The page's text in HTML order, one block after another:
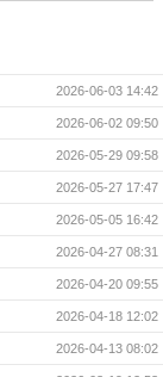
2026-06-03 14:42
2026-06-02 09:50
2026-05-29 09:58
2026-05-27 17:47
2026-05-05 16:42
2026-04-27 08:31
2026-04-20 09:55
2026-04-18 12:02
2026-04-13 08:02